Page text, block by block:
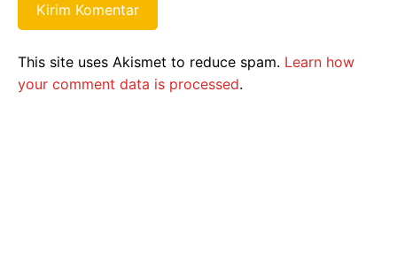
This site uses Akismet to reduce spam. Learn how
your comment data is processed.